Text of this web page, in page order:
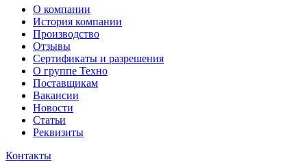
О компании
История компании
Производство
Отзывы
Сертификаты и разрешения
О группе Техно
Поставщикам
Вакансии
Новости
Статьи
Реквизиты
Контакты